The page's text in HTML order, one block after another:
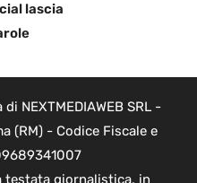
lascia
NEXTMEDIAWEB SRL -
(RM) - Codice Fiscale e
testata giornalistica, in